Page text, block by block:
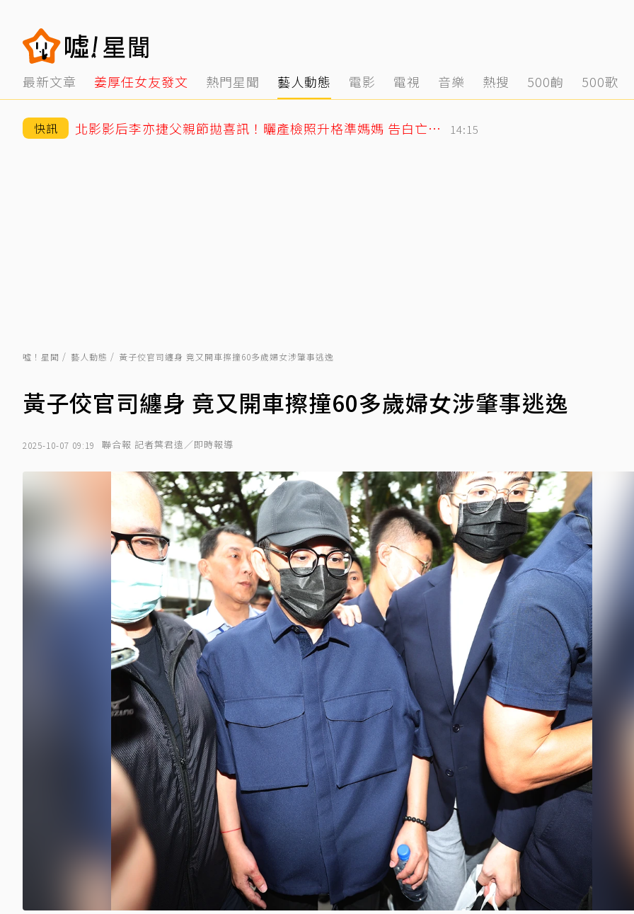
最新文章 姜厚任女友發文 熱門星聞 藝人動態 電影 電視 音樂 熱搜 500齣 500歌
快訊 北影影后李亦捷父親節拋喜訊！曬產檢照升格準媽媽 告白亡父超感人 14:15
噓！星聞 藝人動態 黃子佼官司纏身 竟又開車擦撞60多歲婦女涉肇事逃逸
黃子佼官司纏身 竟又開車擦撞60多歲婦女涉肇事逃逸
2025-10-07 09:19 聯合報 記者葉君遠／即時報導